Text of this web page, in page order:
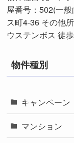
屋番号：502(一
ス町4-36 その他
ウステンボス 徒
物件種別
キャンペーン
マンション